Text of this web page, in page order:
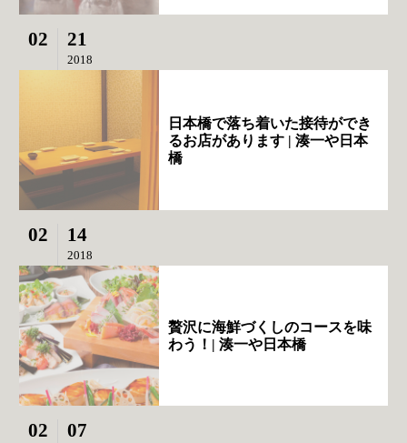
02 21
2018
日本橋で落ち着いた接待ができ
るお店があります | 湊一や日本
橋
02 14
2018
贅沢に海鮮づくしのコースを味
わう！| 湊一や日本橋
02 07